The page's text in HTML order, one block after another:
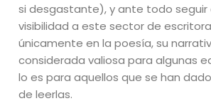
si desgastante), y ante todo seguir
visibilidad a este sector de
únicamente en la poesía, su
considerada valiosa para algunas
lo es para aquellos que se han
de leerlas.